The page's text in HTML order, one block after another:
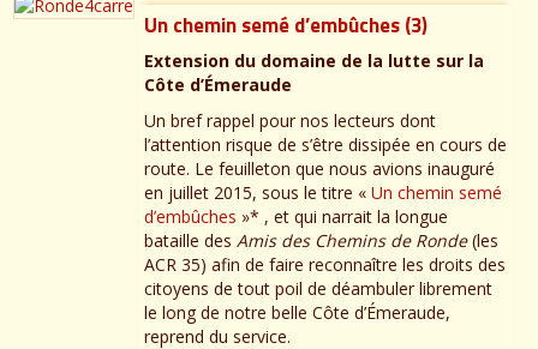
Un chemin semé d’embûches (3)
Extension du domaine de la lutte sur la
Côte d’Émeraude
Un bref rappel pour nos lecteurs dont
l’attention risque de s’être dissipée en cours de
route. Le feuilleton que nous avions inauguré
en juillet 2015, sous le titre « Un chemin semé
d’embûches »* , et qui narrait la longue
bataille des Amis des Chemins de Ronde(les
ACR 35) afin de faire reconnaître les droits des
citoyens de tout poil de déambuler librement
le long de notre belle Côte d’Émeraude,
reprend du service.